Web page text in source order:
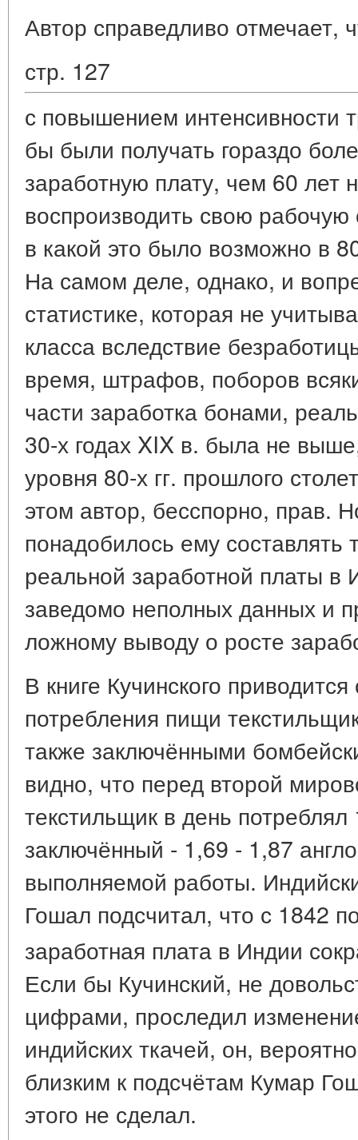
Автор справедливо отмечает,
стр. 127
с повышением интенсивности
бы были получать гораздо
заработную плату, чем 60 лет
воспроизводить свою
в какой это было возможно в
На самом деле, однако, и
статистике, которая не
класса вследствие
время, штрафов, поборов
части заработка бонами,
30-х годах XIX в. была не
уровня 80-х гг. прошлого
этом автор, бесспорно, прав.
понадобилось ему составлять
реальной заработной платы в
заведомо неполных данных и
ложному выводу о росте
В книге Кучинского
потребления пищи
также заключёнными
видно, что перед второй
текстильщик в день
заключённый - 1,69 - 1,87
выполняемой работы.
Гошал подсчитал, что с 1842
заработная плата в Индии
Если бы Кучинский, не
цифрами, проследил
индийских ткачей, он,
близким к подсчётам Кумар
этого не сделал.